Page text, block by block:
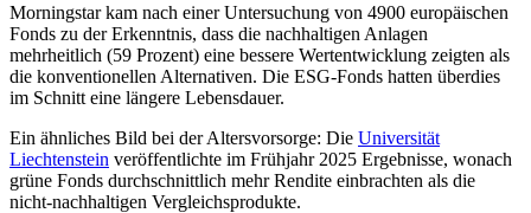
Morningstar kam nach einer Untersuchung von 4900 europäischen
Fonds zu der Erkenntnis, dass die nachhaltigen Anlagen
mehrheitlich (59 Prozent) eine bessere Wertentwicklung zeigten als
die konventionellen Alternativen. Die ESG-Fonds hatten überdies
im Schnitt eine längere Lebensdauer.
Ein ähnliches Bild bei der Altersvorsorge: Die Universität
Liechtenstein veröffentlichte im Frühjahr 2025 Ergebnisse, wonach
grüne Fonds durchschnittlich mehr Rendite einbrachten als die
nicht-nachhaltigen Vergleichsprodukte.